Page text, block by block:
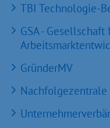
TBI Technologie-
GSA -
GründerMV
Nachfolgezentrale